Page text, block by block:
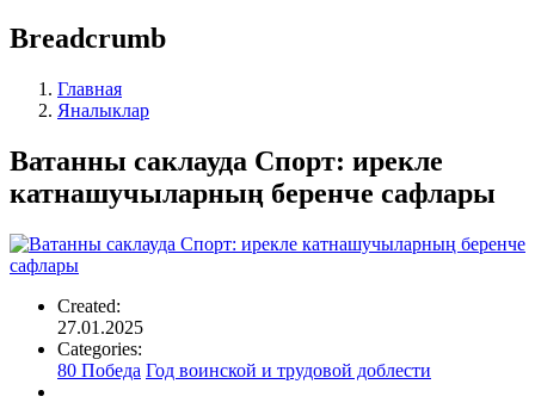
Breadcrumb
Главная
Яналыклар
Ватанны саклауда Спорт: ирекле
катнашучыларның беренче сафлары
Created:
27.01.2025
Categories:
80 Победа Год воинской и трудовой доблести